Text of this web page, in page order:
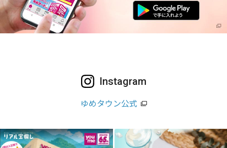
Instagram
ゆめタウン公式